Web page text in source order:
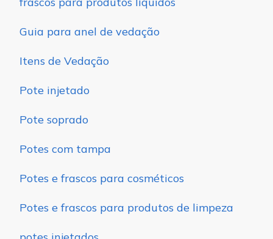
Guia para anel de vedação
Itens de Vedação
Pote injetado
Pote soprado
Potes com tampa
Potes e frascos para cosméticos
Potes e frascos para produtos de limpeza